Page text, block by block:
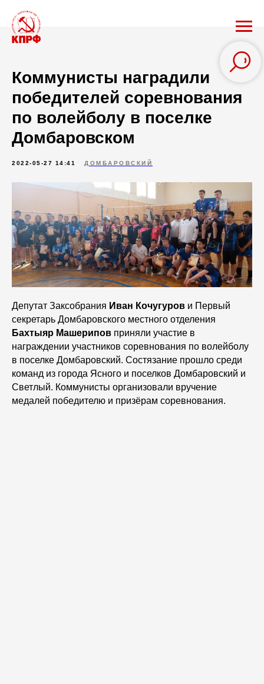
Коммунисты наградили
победителей соревнования
по волейболу в поселке
Домбаровском
2022-05-27 14:41 ДОМБАРОВСКИЙ
Депутат Заксобрания Иван Кочугуров и Первый
секретарь Домбаровского местного отделения
Бахтыяр Машерипов приняли участие в
награждении участников соревнования по волейболу
в поселке Домбаровский. Состязание прошло среди
команд из города Ясного и поселков Домбаровский и
Светлый. Коммунисты организовали вручение
медалей победителю и призёрам соревнования.